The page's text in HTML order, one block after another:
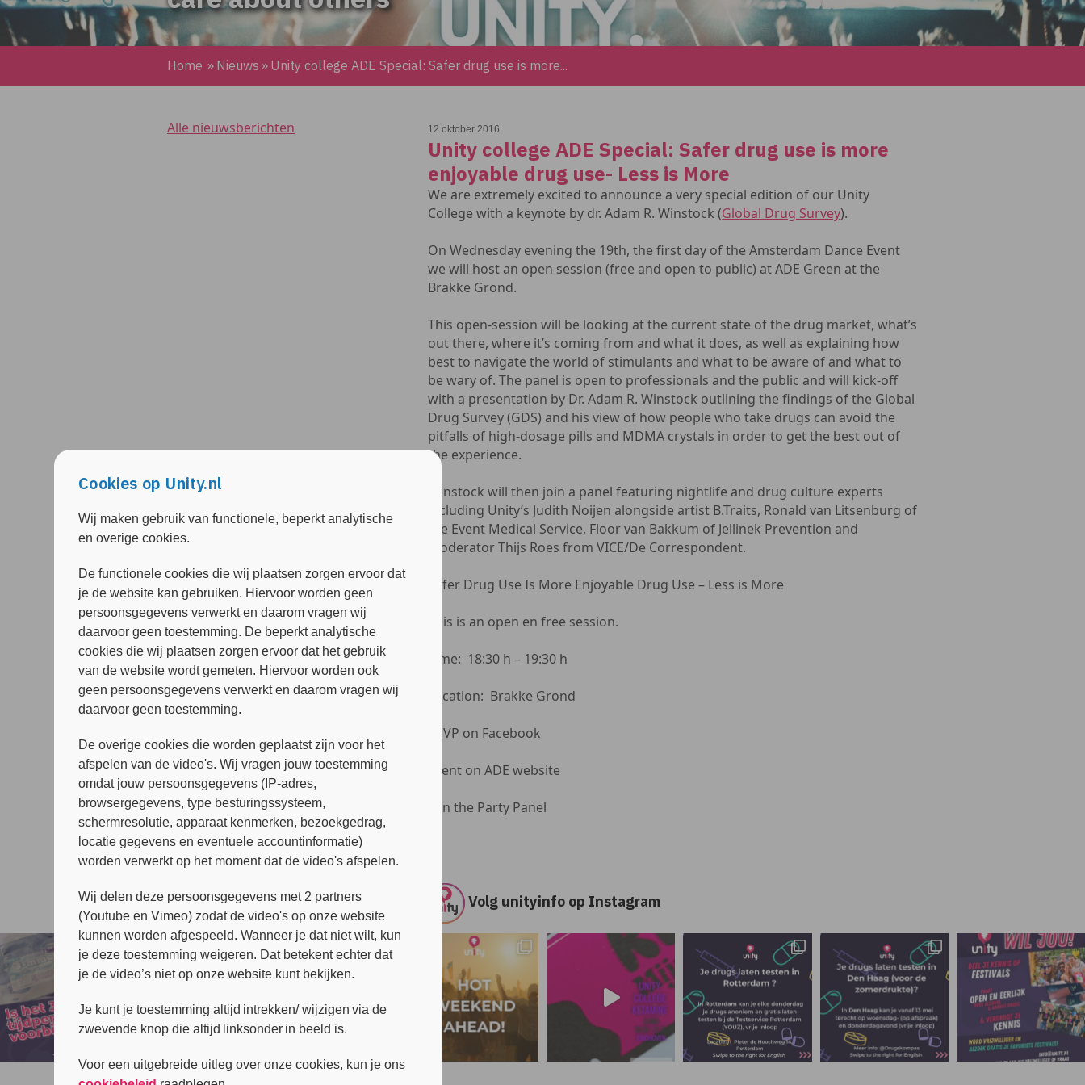
Home » Nieuws » Unity college ADE Special: Safer drug use is more...
Alle nieuwsberichten 12 oktober 2016
Unity college ADE Special: Safer drug use is more
enjoyable drug use- Less is More
We are extremely excited to announce a very special edition of our Unity
College with a keynote by dr. Adam R. Winstock (Global Drug Survey).
On Wednesday evening the 19th, the first day of the Amsterdam Dance Event
we will host an open session (free and open to public) at ADE Green at the
Brakke Grond.
This open-session will be looking at the current state of the drug market, what’s
out there, where it’s coming from and what it does, as well as explaining how
best to navigate the world of stimulants and what to be aware of and what to
be wary of. The panel is open to professionals and the public and will kick-off
with a presentation by Dr. Adam R. Winstock outlining the findings of the Global
Drug Survey (GDS) and his view of how people who take drugs can avoid the
pitfalls of high-dosage pills and MDMA crystals in order to get the best out of
the experience.
Winstock will then join a panel featuring nightlife and drug culture experts
including Unity’s Judith Noijen alongside artist B.Traits, Ronald van Litsenburg of
the Event Medical Service, Floor van Bakkum of Jellinek Prevention and
moderator Thijs Roes from VICE/De Correspondent.
Safer Drug Use Is More Enjoyable Drug Use – Less is More
This is an open en free session.
Time: 18:30 h – 19:30 h
Location: Brakke Grond
RSVP on Facebook
Event on ADE website
Join the Party Panel
Volg unityinfo op Instagram
Cookies op Unity.nl
Wij maken gebruik van functionele, beperkt analytische
en overige cookies.
De functionele cookies die wij plaatsen zorgen ervoor dat
je de website kan gebruiken. Hiervoor worden geen
persoonsgegevens verwerkt en daarom vragen wij
daarvoor geen toestemming. De beperkt analytische
cookies die wij plaatsen zorgen ervoor dat het gebruik
van de website wordt gemeten. Hiervoor worden ook
geen persoonsgegevens verwerkt en daarom vragen wij
daarvoor geen toestemming.
De overige cookies die worden geplaatst zijn voor het
afspelen van de video's. Wij vragen jouw toestemming
omdat jouw persoonsgegevens (IP-adres,
browsergegevens, type besturingssysteem,
schermresolutie, apparaat kenmerken, bezoekgedrag,
locatie gegevens en eventuele accountinformatie)
worden verwerkt op het moment dat de video's afspelen.
Wij delen deze persoonsgegevens met 2 partners
(Youtube en Vimeo) zodat de video's op onze website
kunnen worden afgespeeld. Wanneer je dat niet wilt, kun
je deze toestemming weigeren. Dat betekent echter dat
je de video’s niet op onze website kunt bekijken.
Je kunt je toestemming altijd intrekken/ wijzigen via de
zwevende knop die altijd linksonder in beeld is.
Voor een uitgebreide uitleg over onze cookies, kun je ons